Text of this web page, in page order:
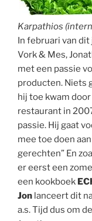
Karpathios
In februari van
Vork & Mes,
met een passie
producten. Niets
hij toe kwam
restaurant in
passie. Hij gaat
mee toe doen
gerechten” En
er eerst een
een kookboek
Jon lanceert dit
a.s. Tijd dus om